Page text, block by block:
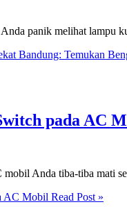
panik melihat lampu
Bandung: Temukan
pada AC
Anda tiba-tiba mati
AC Mobil Read Post »